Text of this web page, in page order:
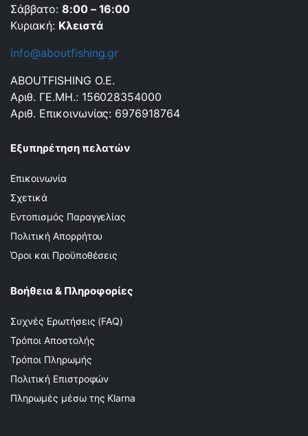
Σάββατο: 8:00 – 16:00
Κυριακή: Κλειστά
info@aboutfishing.gr
ABOUTFISHING Ο.Ε.
Αριθ. ΓΕ.ΜΗ.: 156028354000
Αριθ. Επικοινωνίας: 6976918764
Εξυπηρέτηση πελατών
Επικοινωνία
Σχετικά
Εντοπισμός Παραγγελίας
Πολιτική Απορρήτου
Όροι και Προϋποθέσεις
Βοήθεια & Πληροφορίες
Συχνές Ερωτήσεις (FAQ)
Τρόποι Αποστολής
Τρόποι Πληρωμής
Πολιτική Επιστροφών
Πληρωμές μέσω της Klarna